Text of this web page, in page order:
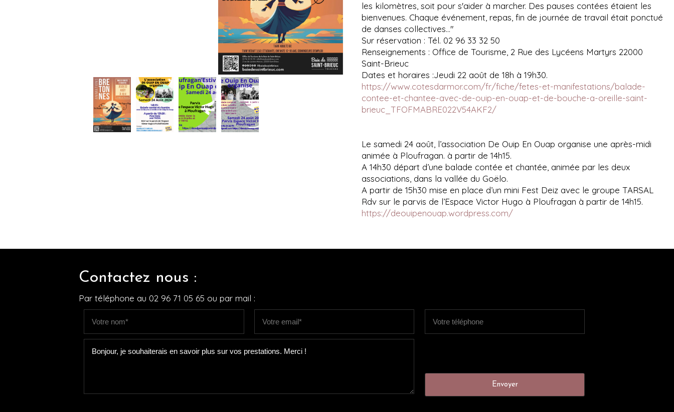
les kilomètres, soit pour s'aider à marcher. Des pauses contées étaient les
bienvenues. Chaque événement, repas, fin de journée de travail était ponctué
de danses collectives…"
Sur réservation : Tél. 02 96 33 32 50
Renseignements : Office de Tourisme, 2 Rue des Lycéens Martyrs 22000
Saint-Brieuc
Dates et horaires :Jeudi 22 août de 18h à 19h30.
https://www.cotesdarmor.com/fr/fiche/fetes-et-manifestations/balade-
contee-et-chantee-avec-de-ouip-en-ouap-et-de-bouche-a-oreille-saint-
brieuc_TFOFMABRE022V54AKF2/
Le samedi 24 août, l’association De Ouip En Ouap organise une après-midi
animée à Ploufragan. à partir de 14h15.
A 14h30 départ d’une balade contée et chantée, animée par les deux
associations, dans la vallée du Goëlo.
A partir de 15h30 mise en place d’un mini Fest Deiz avec le groupe TARSAL
Rdv sur le parvis de l’Espace Victor Hugo à Ploufragan à partir de 14h15.
https://deouipenouap.wordpress.com/
Contactez nous :
Par téléphone au 02 96 71 05 65 ou par mail :